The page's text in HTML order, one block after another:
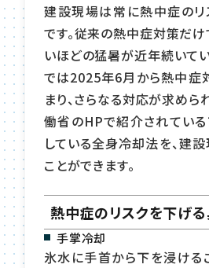
建設現場は常に熱中症のリ
です。従来の熱中症対策だ
いほどの猛暑が近年続いて
では2025年6月から熱中症
まり、さらなる対応が求めら
働省のHPで紹介されてい
している全身冷却法を、建
ことができます。
熱中症のリスクを下げ
手掌冷却
氷水に手首から下を浸ける